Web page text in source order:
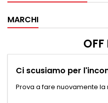
MARCHI
OFF
Ci scusiamo per
Prova a fare nuovamente la